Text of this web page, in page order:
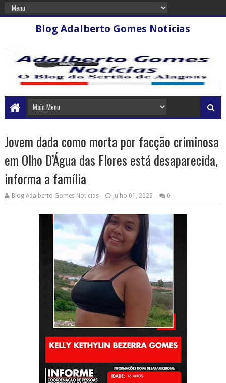
Blog Adalberto Gomes Notícias
Jovem dada como morta por facção criminosa
em Olho D’Água das Flores está desaparecida,
informa a família
Blog Adalberto Gomes Noticias julho 01, 2025 0